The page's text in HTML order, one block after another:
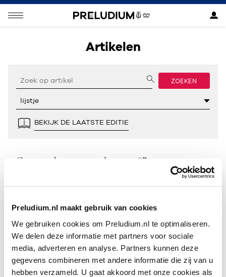
Preludium.nl maakt gebruik van cookies
We gebruiken cookies om Preludium.nl te optimaliseren.
We delen deze informatie met partners voor sociale
media, adverteren en analyse. Partners kunnen deze
gegevens combineren met andere informatie die zij van u
hebben verzameld. U gaat akkoord met onze cookies als
Artikelen
ZOEKEN
BEKIJK DE LAATSTE EDITIE
Geen resultaten gevonden voor “”.